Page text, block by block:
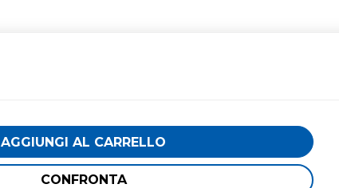
AGGIUNGI AL CARRELLO
CONFRONTA